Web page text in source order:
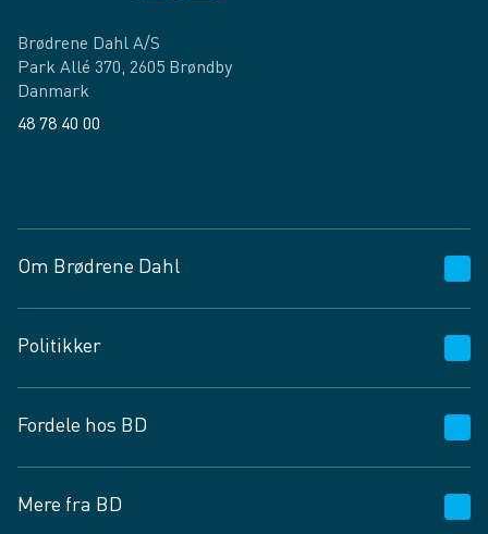
Brødrene Dahl A/S
Park Allé 370, 2605 Brøndby
Danmark
48 78 40 00
Om Brødrene Dahl
Vagttelefon 30 10 89 89
Spørgsmål og svar
Job og karriere
Fødevarekontrolrapport
Politikker
Privatlivspolitik
Cookies
Vilkår og betingelser
Fordele hos BD
BD app
Mere fra BD